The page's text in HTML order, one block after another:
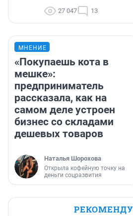
27 047 13
МНЕНИЕ
«Покупаешь кота в
мешке»:
предприниматель
рассказала, как на
самом деле устроен
бизнес со складами
дешевых товаров
Наталья Шорохова
Открыла кофейную точку на
деньги соцразвития